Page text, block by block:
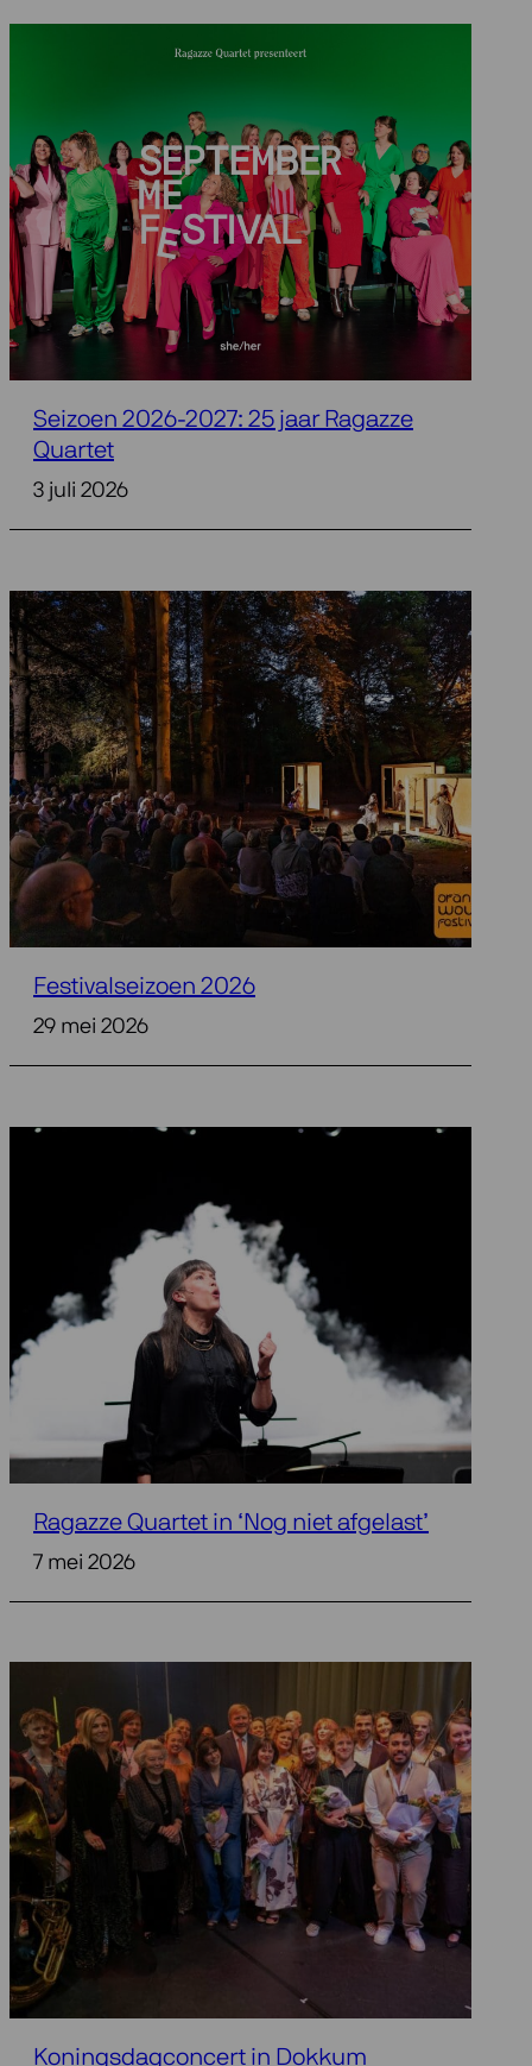
Seizoen 2026-2027: 25 jaar Ragazze
Quartet
3 juli 2026
Festivalseizoen 2026
29 mei 2026
Ragazze Quartet in ‘Nog niet afgelast’
7 mei 2026
Koningsdagconcert in Dokkum